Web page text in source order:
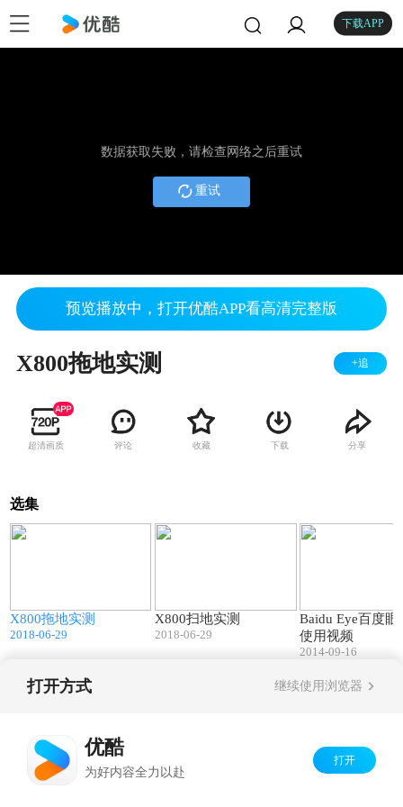
下载APP
数据获取失败，请检查网络之后重试
重试
预览播放中，打开优酷APP看高清完整版
X800拖地实测 +追
超清画质 评论 收藏 下载 分享
选集
X800拖地实测
2018-06-29
X800扫地实测
2018-06-29
Baidu Eye百度眼
使用视频
2014-09-16
打开方式 继续使用浏览器
优酷
为好内容全力以赴
打开